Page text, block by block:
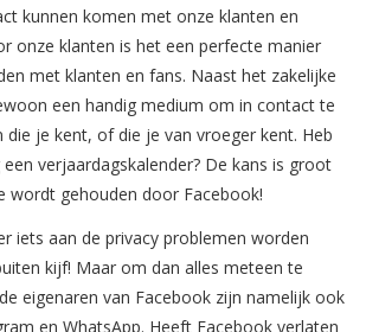
kunnen komen met onze klanten en
onze klanten is het een perfecte manier
met klanten en fans. Naast het zakelijke
een handig medium om in contact te
je kent, of die je van vroeger kent. Heb
verjaardagskalender? De kans is groot
wordt gehouden door Facebook!
iets aan de privacy problemen worden
kijf! Maar om dan alles meteen te
eigenaren van Facebook zijn namelijk ook
en WhatsApp. Heeft Facebook verlaten